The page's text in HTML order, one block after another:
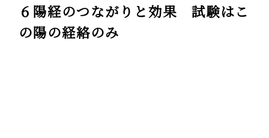
６陽経のつながりと効果 試験はこ
の陽の経絡のみ